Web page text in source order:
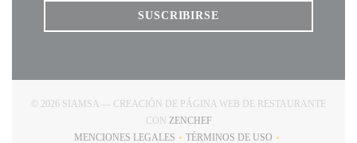
SUSCRIBIRSE
© 2026 SIAMSA — CREACIÓN DE PÁGINA WEB DE RESTAURANTE
CON ZENCHEF((ABRE EN UNA NUEVA
MENCIONES LEGALES
TÉRMINOS DE USO